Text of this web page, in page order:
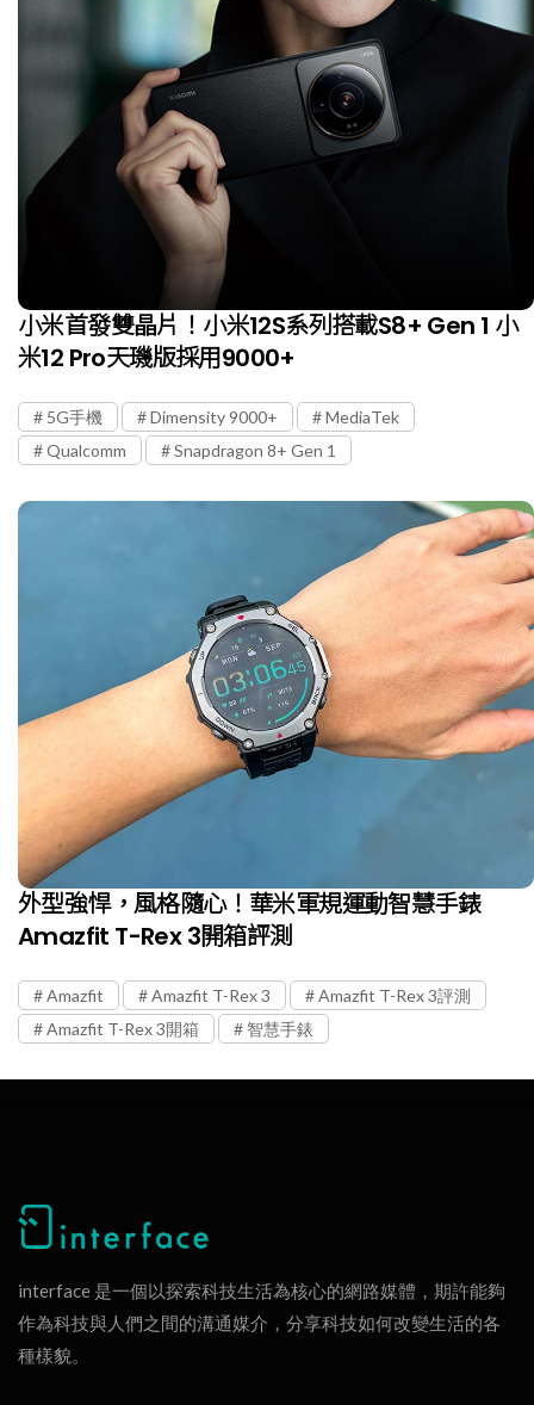
小米首發雙晶片！小米12S系列搭載S8+ Gen 1 小
米12 Pro天璣版採用9000+
5G手機 Dimensity 9000+
MediaTek
Qualcomm
Snapdragon 8+ Gen 1
外型強悍，風格隨心！華米軍規運動智慧手錶
Amazfit T-Rex 3開箱評測
Amazfit Amazfit T-Rex 3
Amazfit T-Rex 3評測
Amazfit T-Rex 3開箱
智慧手錶
interface 是一個以探索科技生活為核心的網路媒體，期許能夠
作為科技與人們之間的溝通媒介，分享科技如何改變生活的各
種樣貌。